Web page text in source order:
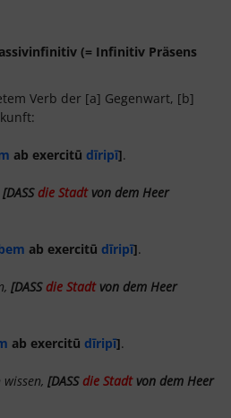
(= Infinitiv Präsens
Verb der [a] Gegenwart, [b]
ab exercitū dīripī].
[DASS die Stadtvon dem Heer
ab exercitū dīripī].
[DASS die Stadtvon dem Heer
ab exercitū dīripī].
[DASS die Stadtvon dem Heer